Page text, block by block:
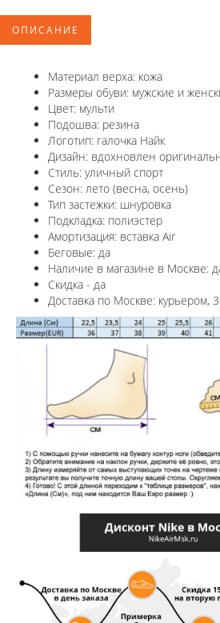
ОПИСАНИЕ
Материал верха: кожа
Размеры обуви: мужские и
Цвет: мульти
Подошва: резина
Логотип: галочка Найк
Дизайн: вдохновлен
Стиль: уличный спорт
Сезон: лето (весна, осень)
Тип застежки: шнуровка
Подкладка: полиэстер
Амортизация: вставка Air
Беговые: да
Наличие в магазине в Москве:
Скидка - да
Доставка по Москве: курьером,